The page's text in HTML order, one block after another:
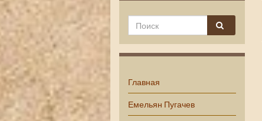
Главная
Емельян Пугачев